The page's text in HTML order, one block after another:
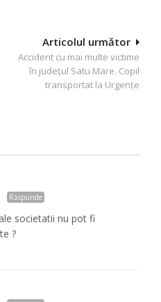
Articolul următor
Accident cu mai multe victime
în județul Satu Mare. Copil
transportat la Urgențe
Răspunde
societatii nu pot fi
?